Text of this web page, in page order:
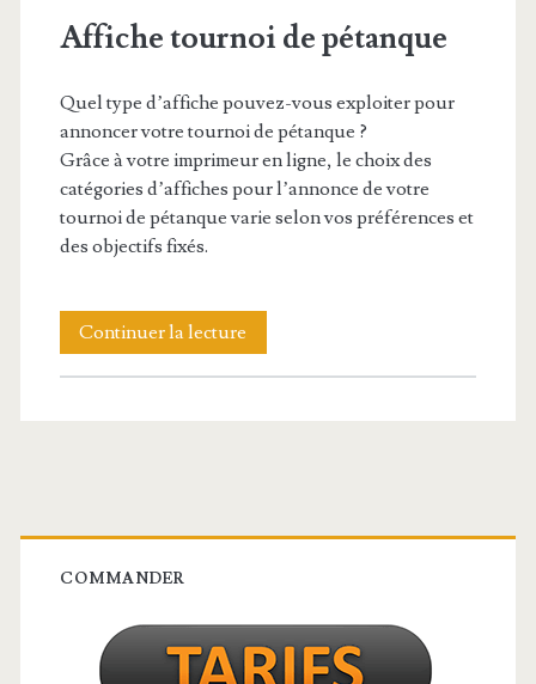
Affiche tournoi de pétanque
Quel type d’affiche pouvez-vous exploiter pour
annoncer votre tournoi de pétanque ?
Grâce à votre imprimeur en ligne, le choix des
catégories d’affiches pour l’annonce de votre
tournoi de pétanque varie selon vos préférences et
des objectifs fixés.
Continuer la lecture
tournoi
Barre
latérale
principale
COMMANDER